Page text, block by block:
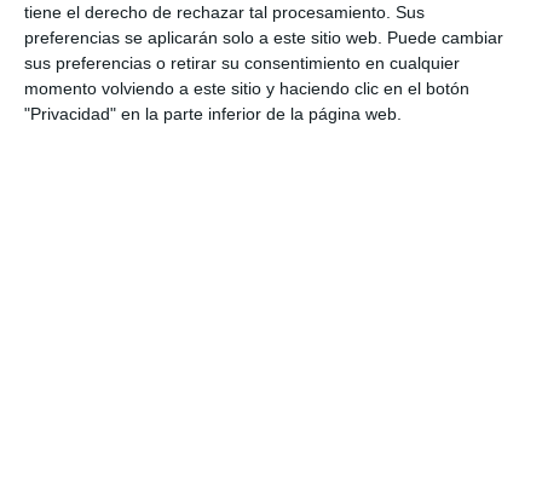
tiene el derecho de rechazar tal procesamiento. Sus
preferencias se aplicarán solo a este sitio web. Puede cambiar
sus preferencias o retirar su consentimiento en cualquier
momento volviendo a este sitio y haciendo clic en el botón
"Privacidad" en la parte inferior de la página web.